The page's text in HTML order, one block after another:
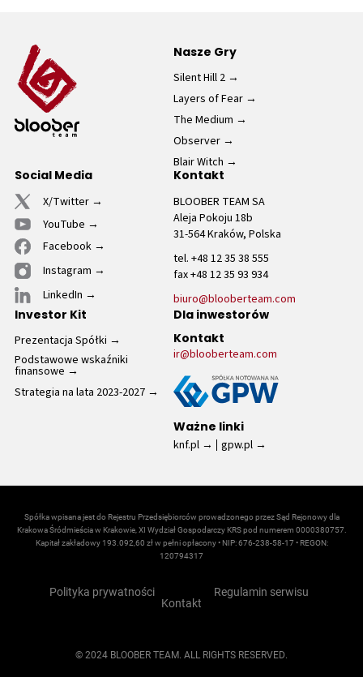
Nasze Gry
Silent Hill 2
Layers of Fear
The Medium
Observer
Blair Witch
Social Media
X/Twitter
YouTube
Facebook
Instagram
LinkedIn
Kontakt
BLOOBER TEAM SA
Aleja Pokoju 18b
31-564 Kraków, Polska
tel. +48 12 35 38 555
fax +48 12 35 93 934
biuro@blooberteam.com
Investor Kit
Prezentacja Spółki
Podstawowe wskaźniki
finansowe
Strategia na lata 2023-2027
Dla inwestorów
Kontakt
ir@blooberteam.com
Ważne linki
knf.pl gpw.pl
Spółka wpisana jest do Rejestru Przedsiębiorców prowadzonego przez Sąd Rejonowy dla
Krakowa Śródmieścia w Krakowie, XI Wydział Gospodarczy KRS pod numerem 0000380757.
Kapitał zakładowy 193.092,60 zł w pełni opłacony • NIP: 676-238-58-17 • REGON:
120794317
Polityka prywatności Regulamin serwisu
Kontakt
© 2024 BLOOBER TEAM. ALL RIGHTS RESERVED.